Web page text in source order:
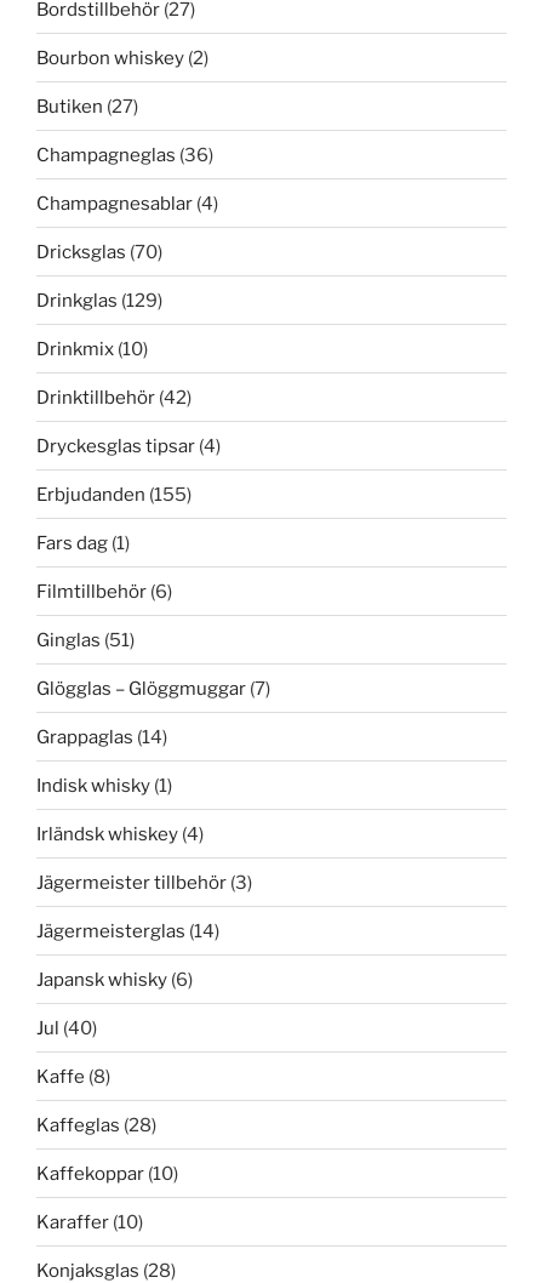
Bordstillbehör (27)
Bourbon whiskey (2)
Butiken (27)
Champagneglas (36)
Champagnesablar (4)
Dricksglas (70)
Drinkglas (129)
Drinkmix (10)
Drinktillbehör (42)
Dryckesglas tipsar (4)
Erbjudanden (155)
Fars dag (1)
Filmtillbehör (6)
Ginglas (51)
Glögglas – Glöggmuggar (7)
Grappaglas (14)
Indisk whisky (1)
Irländsk whiskey (4)
Jägermeister tillbehör (3)
Jägermeisterglas (14)
Japansk whisky (6)
Jul (40)
Kaffe (8)
Kaffeglas (28)
Kaffekoppar (10)
Karaffer (10)
Konjaksglas (28)